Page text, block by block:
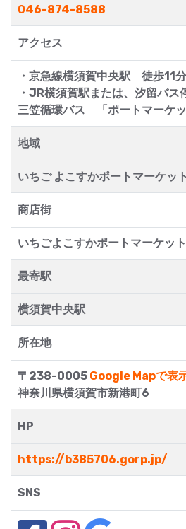
046-874-8588
アクセス
・京急線横須賀中央駅 徒歩11分
・JR横須賀駅または、汐留バ
三笠循環バス 「ポートマーケ
地域
いちご よこすかポートマーケット
商店街
いちごよこすかポートマーケット
最寄駅
横須賀中央駅
所在地
〒238-0005 Google Mapで表
神奈川県横須賀市新港町6
HP
https://b385706.gorp.jp/
SNS